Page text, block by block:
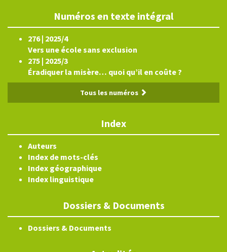
Numéros en texte intégral
276 | 2025/4
Vers une école sans exclusion
275 | 2025/3
Éradiquer la misère… quoi qu’il en coûte ?
Tous les numéros
Index
Auteurs
Index de mots-clés
Index géographique
Index linguistique
Dossiers & Documents
Dossiers & Documents